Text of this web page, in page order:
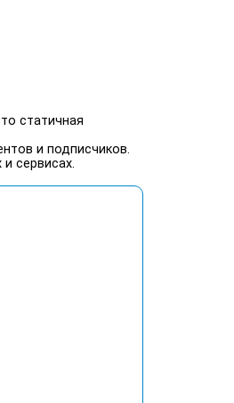
статичная
и подписчиков.
сервисах.